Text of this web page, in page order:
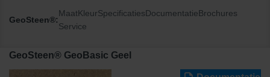
GeoSteen®:
MaatKleurSpecificatiesDocumentatieBrochures
Service
GeoSteen® GeoBasic Geel